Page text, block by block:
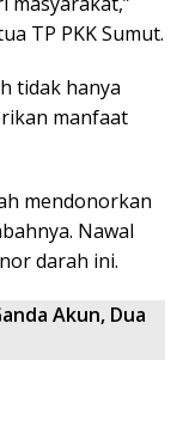
TP PKK Sumut.
tidak hanya
manfaat
mendonorkan
Nawal
darah ini.
Akun, Dua